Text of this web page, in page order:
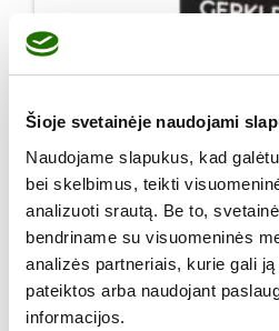
Šioje svetainėje naudojami
Naudojame slapukus, kad
bei skelbimus, teikti
analizuoti srautą. Be to,
bendriname su visuomeninės
analizės partneriais, kurie gali
pateiktos arba naudojant
informacijos.
VIRONOX GERKLEI SU
tablečių
4,45€